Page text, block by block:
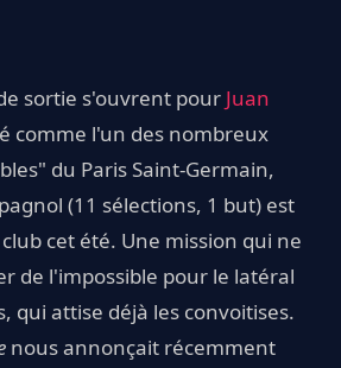
sortie s'ouvrent pour Juan
comme l'un des nombreux
du Paris Saint-Germain,
(11 sélections, 1 but) est
cet été. Une mission qui ne
de l'impossible pour le latéral
qui attise déjà les convoitises.
nous annonçait récemment